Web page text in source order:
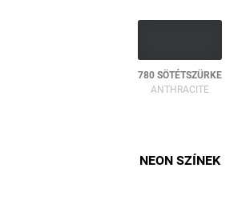
780 SÖTÉTSZÜRKE
ANTHRACITE
NEON SZÍNEK